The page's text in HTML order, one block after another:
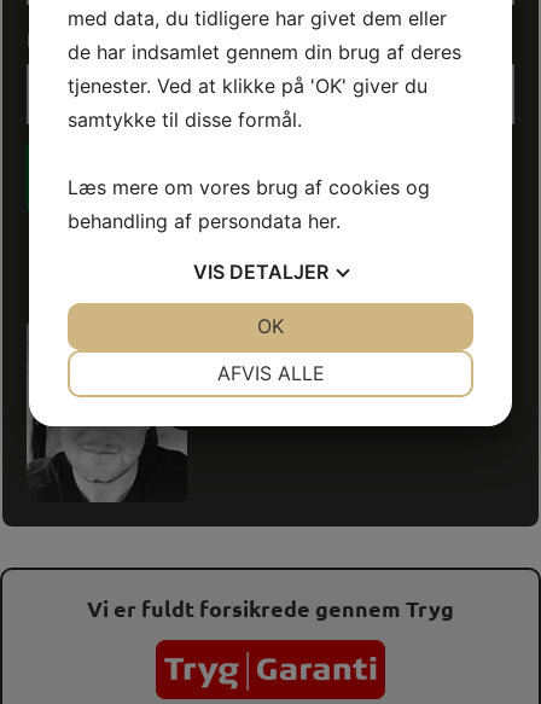
Besked *
- Phillip Høglund
Vi er fuldt forsikrede gennem Tryg
med data, du tidligere har givet dem eller
de har indsamlet gennem din brug af deres
tjenester. Ved at klikke på 'OK' giver du
samtykke til disse formål.
Læs mere om vores brug af cookies og
behandling af persondata her.
VIS DETALJER
MARKETING
AFVIS ALLE
OK